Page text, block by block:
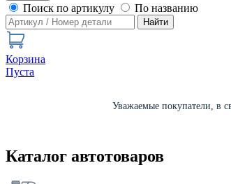
Поиск по артикулу По названию
Найти
Корзина
Пуста
Уважаемые покупатели, в
Каталог автотоваров